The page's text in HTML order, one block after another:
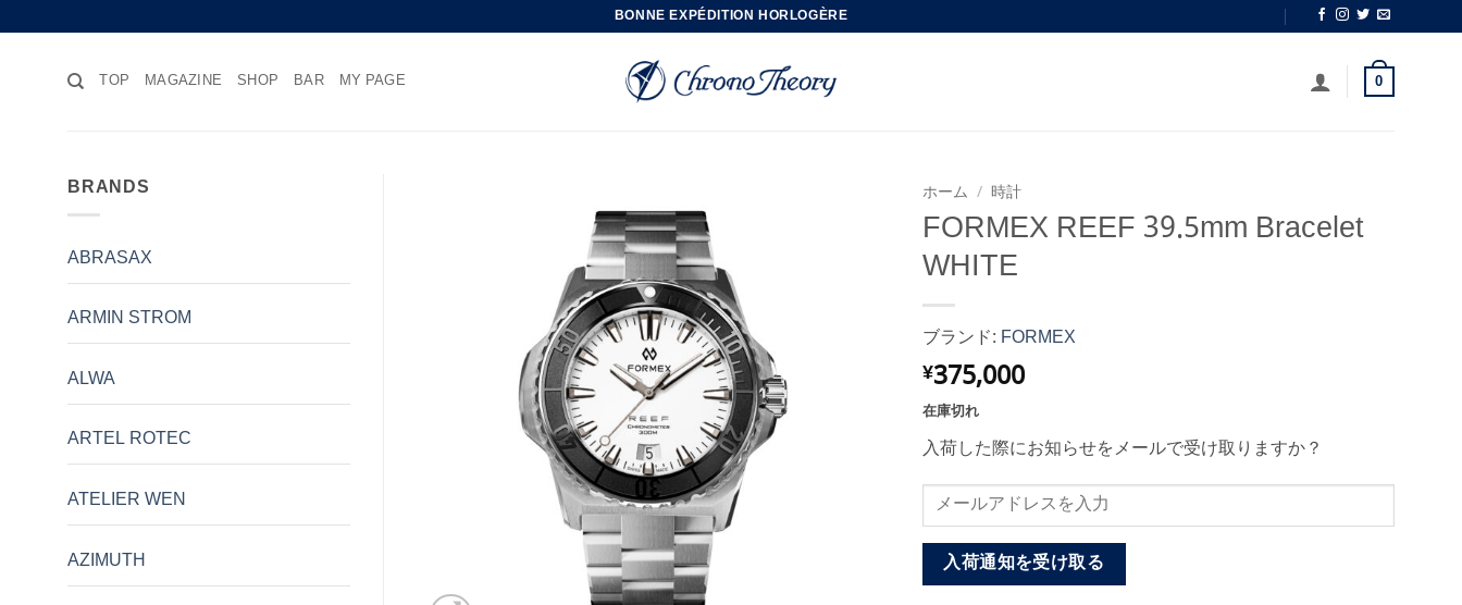
to
BONNE EXPÉDITION HORLOGÈRE
TOP MAGAZINE SHOP BAR MY PAGE 0
BRANDS
ABRASAX
ARMIN STROM
ALWA
ARTEL ROTEC
ATELIER WEN
AZIMUTH
ホーム / 時計
FORMEX REEF 39.5mm Bracelet
WHITE
ブランド: FORMEX
¥375,000
在庫切れ
入荷した際にお知らせをメールで受け取りますか？
入荷通知を受け取る